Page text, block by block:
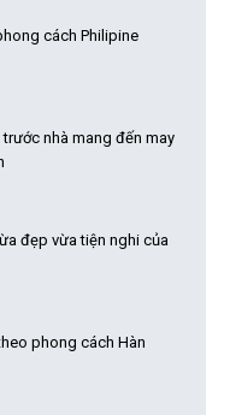
cách Philipine
nhà mang đến may
đẹp vừa tiện nghi của
phong cách Hàn